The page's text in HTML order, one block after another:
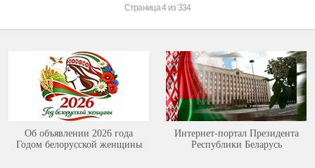
Страница 4 из 334
Об объявлении 2026 года
Годом белорусской женщины
Интернет-портал Президента
Республики Беларусь